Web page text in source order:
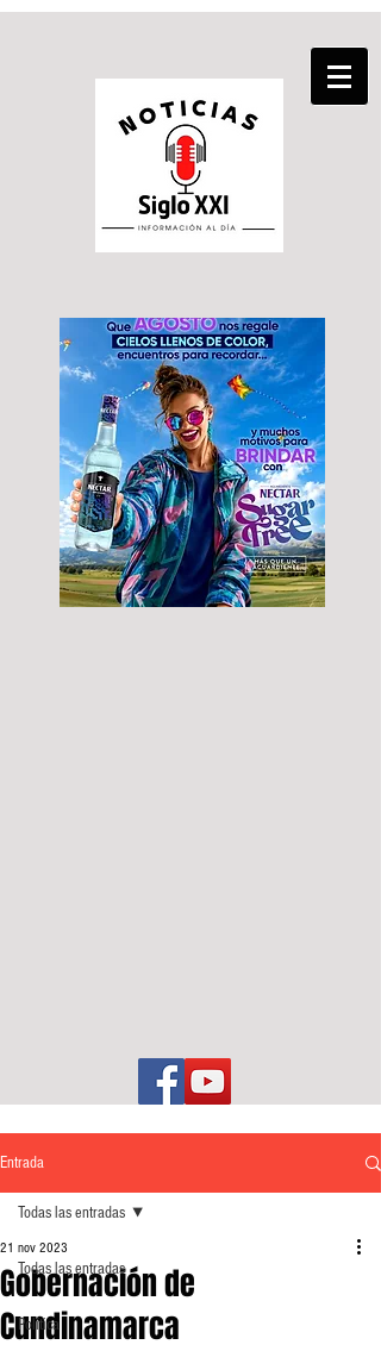
Entrada
Todas las entradas
Política
Todas las entradas
Gobernación de
Cundinamarca
21 nov 2023